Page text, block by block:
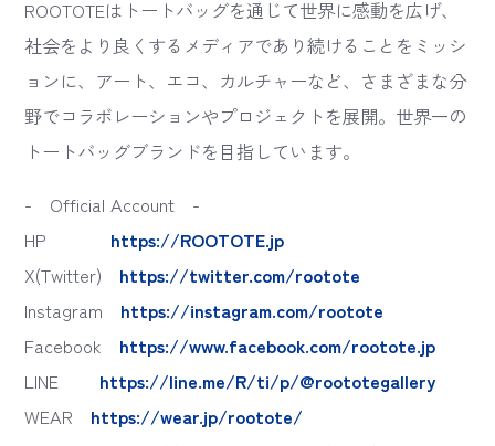
ROOTOTEはトートバッグを通じて世界に感動を広げ、
社会をより良くするメディアであり続けることをミッシ
ョンに、アート、エコ、カルチャーなど、さまざまな分
野でコラボレーションやプロジェクトを展開。世界一の
トートバッグブランドを目指しています。
- Official Account -
HP https://ROOTOTE.jp
X(Twitter) https://twitter.com/rootote
Instagram https://instagram.com/rootote
Facebook https://www.facebook.com/rootote.jp
LINE https://line.me/R/ti/p/@roototegallery
WEAR https://wear.jp/rootote/